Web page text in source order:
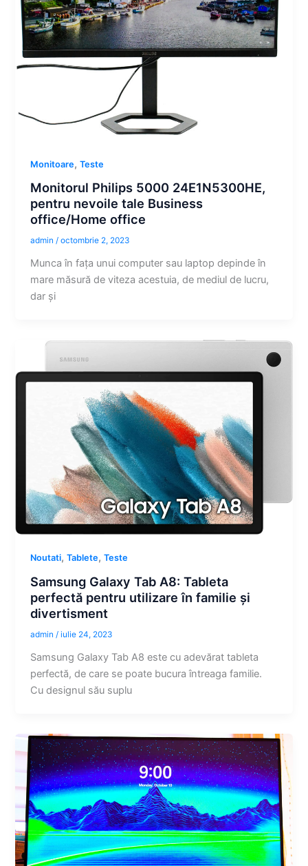
Monitoare,Teste
Monitorul Philips 5000 24E1N5300HE,
pentru nevoile tale Business
office/Home office
admin/octombrie 2, 2023
Munca în fața unui computer sau laptop depinde în
mare măsură de viteza acestuia, de mediul de lucru,
dar și
Noutati,Tablete,Teste
Samsung Galaxy Tab A8: Tableta
perfectă pentru utilizare în familie și
divertisment
admin/iulie 24, 2023
Samsung Galaxy Tab A8 este cu adevărat tableta
perfectă, de care se poate bucura întreaga familie.
Cu designul său suplu